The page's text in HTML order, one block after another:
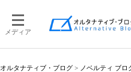
メディア
オルタナティブ・ブログ > ノベルティ ブロ